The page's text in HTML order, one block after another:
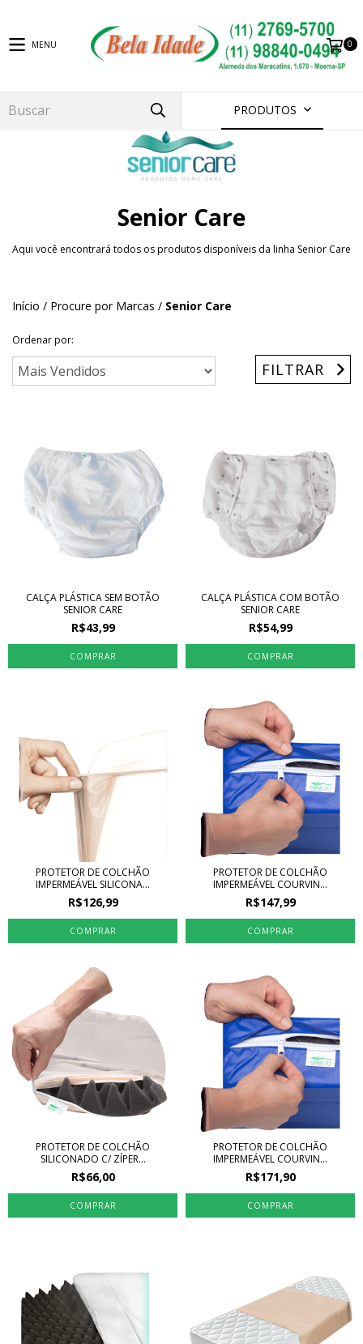
MENU 0
PRODUTOS
Senior Care
Aqui você encontrará todos os produtos disponíveis da linha Senior Care
Início / Procure por Marcas / Senior Care
Ordenar por:
FILTRAR
CALÇA PLÁSTICA SEM BOTÃO
SENIOR CARE
R$43,99
COMPRAR
CALÇA PLÁSTICA COM BOTÃO
SENIOR CARE
R$54,99
COMPRAR
PROTETOR DE COLCHÃO
IMPERMEÁVEL SILICONA...
R$126,99
PROTETOR DE COLCHÃO
IMPERMEÁVEL COURVIN...
R$147,99
PROTETOR DE COLCHÃO
SILICONADO C/ ZÍPER...
R$66,00
PROTETOR DE COLCHÃO
IMPERMEÁVEL COURVIN...
R$171,90